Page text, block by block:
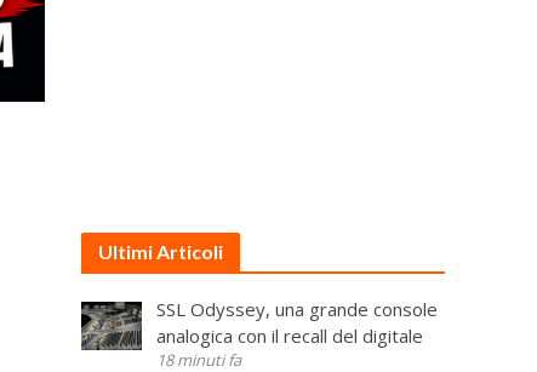
Ultimi Articoli
SSL Odyssey, una grande console
analogica con il recall del digitale
18 minuti fa